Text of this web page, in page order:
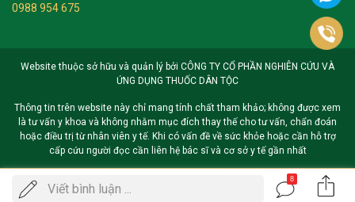
Viết bình luận ...
8
0988 954 675
Website thuộc sở hữu và quản lý bởi CÔNG TY CỔ PHẦN NGHIÊN CỨU VÀ
ỨNG DỤNG THUỐC DÂN TỘC
Thông tin trên website này chỉ mang tính chất tham khảo; không được xem
là tư vấn y khoa và không nhằm mục đích thay thế cho tư vấn, chẩn đoán
hoặc điều trị từ nhân viên y tế. Khi có vấn đề về sức khỏe hoặc cần hỗ trợ
cấp cứu người đọc cần liên hệ bác sĩ và cơ sở y tế gần nhất
Gọi
ĐẶT LỊCH KHÁM